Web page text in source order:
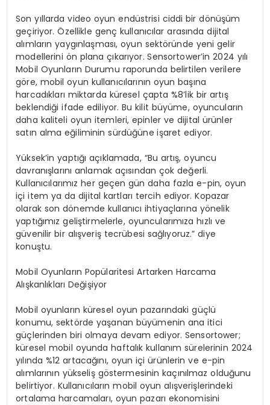
Son yıllarda video oyun endüstrisi ciddi bir dönüşüm
geçiriyor. Özellikle genç kullanıcılar arasında dijital
alımların yaygınlaşması, oyun sektöründe yeni gelir
modellerini ön plana çıkarıyor. Sensortower’in 2024 yılı
Mobil Oyunların Durumu raporunda belirtilen verilere
göre, mobil oyun kullanıcılarının oyun başına
harcadıkları miktarda küresel çapta %8’lik bir artış
beklendiği ifade ediliyor. Bu kilit büyüme, oyuncuların
daha kaliteli oyun itemleri, epinler ve dijital ürünler
satın alma eğiliminin sürdüğüne işaret ediyor.
Yüksek’in yaptığı açıklamada, “Bu artış, oyuncu
davranışlarını anlamak açısından çok değerli.
Kullanıcılarımız her geçen gün daha fazla e-pin, oyun
içi item ya da dijital kartları tercih ediyor. Kopazar
olarak son dönemde kullanıcı ihtiyaçlarına yönelik
yaptığımız geliştirmelerle, oyuncularımıza hızlı ve
güvenilir bir alışveriş tecrübesi sağlıyoruz.” diye
konuştu.
Mobil Oyunların Popülaritesi Artarken Harcama
Alışkanlıkları Değişiyor
Mobil oyunların küresel oyun pazarındaki güçlü
konumu, sektörde yaşanan büyümenin ana itici
güçlerinden biri olmaya devam ediyor. Sensortower;
küresel mobil oyunda haftalık kullanım sürelerinin 2024
yılında %12 artacağını, oyun içi ürünlerin ve e-pin
alımlarının yükseliş göstermesinin kaçınılmaz olduğunu
belirtiyor. Kullanıcıların mobil oyun alışverişlerindeki
ortalama harcamaları, oyun pazarı ekonomisini